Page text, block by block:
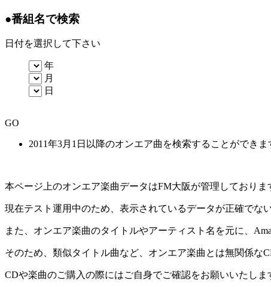
●番組名で検索
日付を選択して下さい
年
月
日
GO
2011年3月1日以降のオンエア曲を検索することができま
本ページ上のオンエア楽曲データはFM大阪が管理しておりま
現在テスト運用中のため、表示されているデータが正確でな
また、オンエア楽曲のタイトルやアーティスト名を元に、
そのため、類似タイトル曲など、オンエア楽曲とは無関係な
CDや楽曲のご購入の際にはご自身でご確認をお願いいたしま